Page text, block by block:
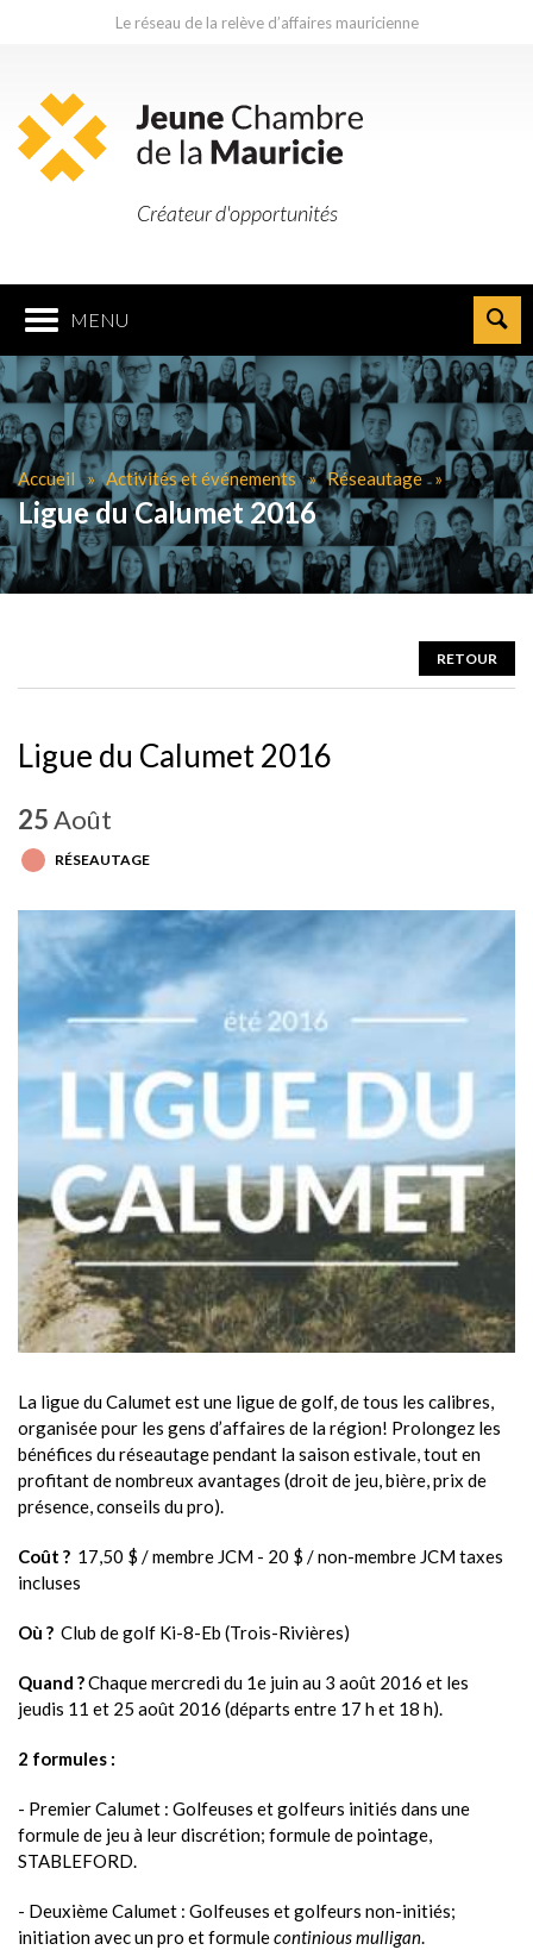
Le réseau de la relève d’affaires mauricienne
Créateur d'opportunités
MENU
Accueil Activités et événements Réseautage
Ligue du Calumet 2016
RETOUR
Ligue du Calumet 2016
25Août
RÉSEAUTAGE
La ligue du Calumet est une ligue de golf, de tous les calibres,
organisée pour les gens d’affaires de la région! Prolongez les
bénéfices du réseautage pendant la saison estivale, tout en
profitant de nombreux avantages (droit de jeu, bière, prix de
présence, conseils du pro).
Coût ? 17,50 $ / membre JCM - 20 $ / non-membre JCM taxes
incluses
Où ? Club de golf Ki-8-Eb (Trois-Rivières)
Quand ?Chaque mercredi du 1e juin au 3 août 2016 et les
jeudis 11 et 25 août 2016 (départs entre 17 h et 18 h).
2 formules :
- Premier Calumet : Golfeuses et golfeurs initiés dans une
formule de jeu à leur discrétion; formule de pointage,
STABLEFORD.
- Deuxième Calumet : Golfeuses et golfeurs non-initiés;
initiation avec un pro et formulecontinious mulligan